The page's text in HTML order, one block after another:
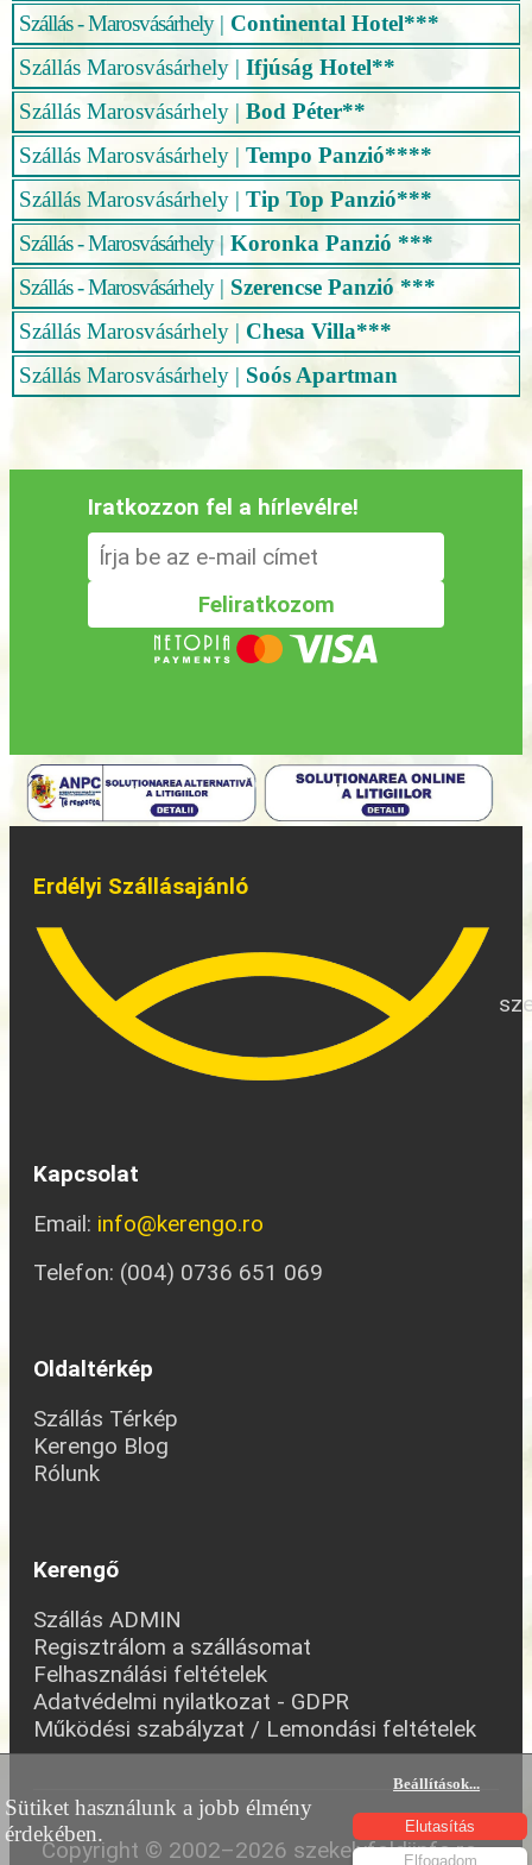
Szállás - Marosvásárhely| Continental Hotel***
Szállás Marosvásárhely | Ifjúság Hotel**
Szállás Marosvásárhely | Bod Péter**
Szállás Marosvásárhely | Tempo Panzió****
Szállás Marosvásárhely | Tip Top Panzió***
Szállás - Marosvásárhely| Koronka Panzió ***
Szállás - Marosvásárhely| Szerencse Panzió ***
Szállás Marosvásárhely | Chesa Villa***
Szállás Marosvásárhely | Soós Apartman
Iratkozzon fel a hírlevélre!
Erdélyi Szállásajánló
Kapcsolat
Email: info@kerengo.ro
Telefon: (004) 0736 651 069
Oldaltérkép
Szállás Térkép
Kerengo Blog
Rólunk
Kerengő
Szállás ADMIN
Regisztrálom a szállásomat
Felhasználási feltételek
Adatvédelmi nyilatkozat - GDPR
Működési szabályzat / Lemondási feltételek
Copyright © 2002–2026 szekelyfoldiinfo.ro -
Sütiket használunk a jobb élmény
érdekében.
Beállítások...
Elutasítás
Elfogadom